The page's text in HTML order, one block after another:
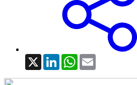
X LinkedInWhatsApp